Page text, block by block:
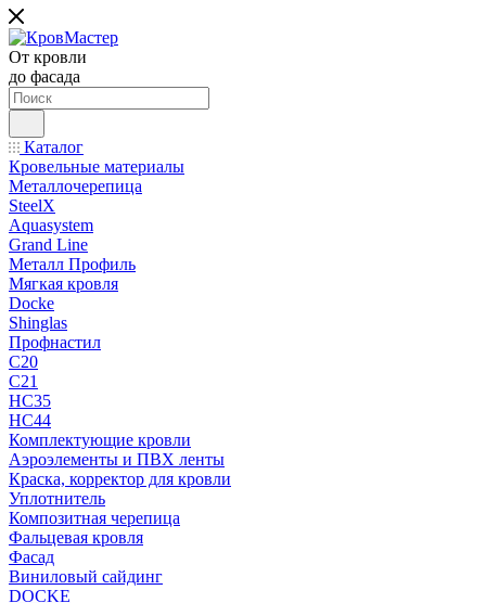
От кровли
до фасада
Каталог
Кровельные материалы
Металлочерепица
SteelX
Aquasystem
Grand Line
Металл Профиль
Мягкая кровля
Docke
Shinglas
Профнастил
C20
C21
НС35
НС44
Комплектующие кровли
Аэроэлементы и ПВХ ленты
Краска, корректор для кровли
Уплотнитель
Композитная черепица
Фальцевая кровля
Фасад
Виниловый сайдинг
DOCKE